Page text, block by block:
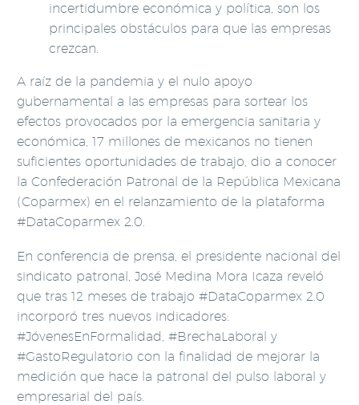
incertidumbre económica y política, son los
principales obstáculos para que las empresas
crezcan.
A raíz de la pandemia y el nulo apoyo
gubernamental a las empresas para sortear los
efectos provocados por la emergencia sanitaria y
económica, 17 millones de mexicanos no tienen
suficientes oportunidades de trabajo, dio a conocer
la Confederación Patronal de la República Mexicana
(Coparmex) en el relanzamiento de la plataforma
#DataCoparmex 2.0.
En conferencia de prensa, el presidente nacional del
sindicato patronal, José Medina Mora Icaza reveló
que tras 12 meses de trabajo #DataCoparmex 2.0
incorporó tres nuevos indicadores:
#JóvenesEnFormalidad, #BrechaLaboral y
#GastoRegulatorio con la finalidad de mejorar la
medición que hace la patronal del pulso laboral y
empresarial del país.